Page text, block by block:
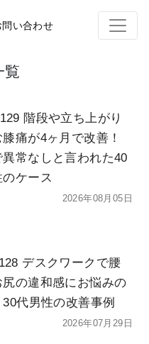
問い合わせ
覧
階段や立ち上がり
痛が4ヶ月で改善！
常なしと言われた40
ケース
2026年08月05日
デスクワークで腰
尻の違和感にお悩みの
代男性の改善事例
2026年07月29日